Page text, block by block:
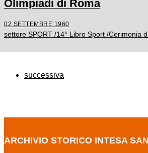
Olimpiadi di Roma
02 SETTEMBRE 1960
settore SPORT /14° Libro Sport /Cerimonia
successiva
ARCHIVIO STORICO INTESA